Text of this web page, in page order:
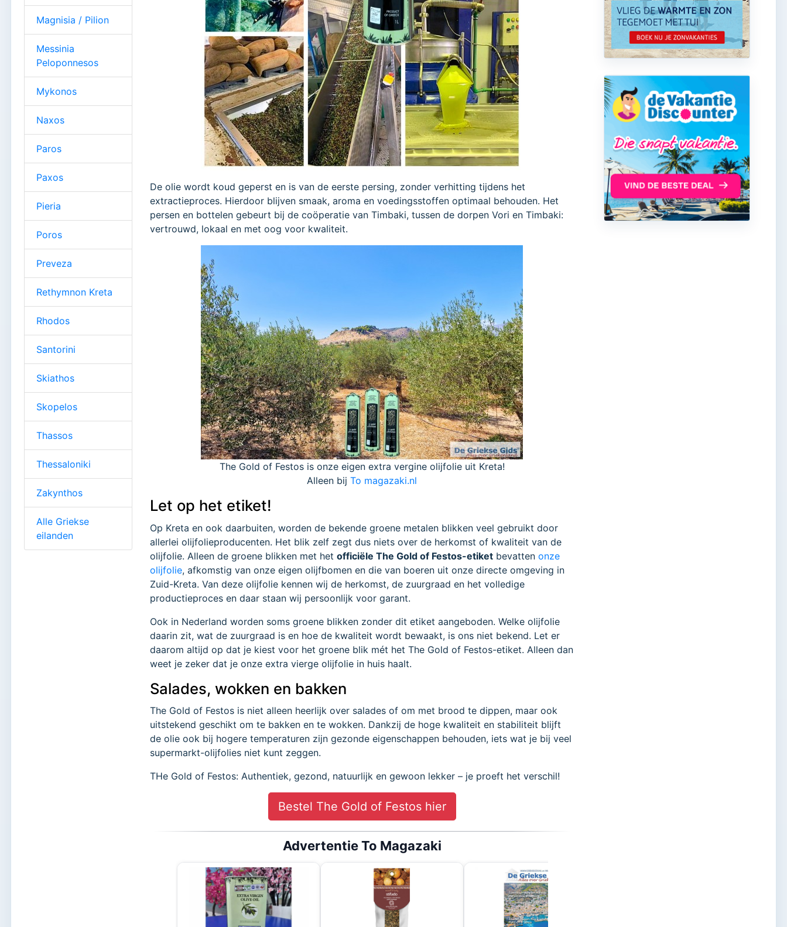
De olie wordt koud geperst en is van de eerste persing, zonder verhitting tijdens het
extractieproces. Hierdoor blijven smaak, aroma en voedingsstoffen optimaal behouden. Het
persen en bottelen gebeurt bij de coöperatie van Timbaki, tussen de dorpen Vori en Timbaki:
vertrouwd, lokaal en met oog voor kwaliteit.
The Gold of Festos is onze eigen extra vergine olijfolie uit Kreta!
Alleen bijTo magazaki.nl
Let op het etiket!
Op Kreta en ook daarbuiten, worden de bekende groene metalen blikken veel gebruikt door
allerlei olijfolieproducenten. Het blik zelf zegt dus niets over de herkomst of kwaliteit van de
olijfolie. Alleen de groene blikken met hetofficiële The Gold of Festos-etiket bevattenonze
olijfolie, afkomstig van onze eigen olijfbomen en die van boeren uit onze directe omgeving in
Zuid-Kreta. Van deze olijfolie kennen wij de herkomst, de zuurgraad en het volledige
productieproces en daar staan wij persoonlijk voor garant.
Ook in Nederland worden soms groene blikken zonder dit etiket aangeboden. Welke olijfolie
daarin zit, wat de zuurgraad is en hoe de kwaliteit wordt bewaakt, is ons niet bekend. Let er
daarom altijd op dat je kiest voor het groene blik mét het The Gold of Festos-etiket. Alleen dan
weet je zeker dat je onze extra vierge olijfolie in huis haalt.
Salades, wokken en bakken
The Gold of Festos is niet alleen heerlijk over salades of om met brood te dippen, maar ook
uitstekend geschikt om te bakken en te wokken. Dankzij de hoge kwaliteit en stabiliteit blijft
de olie ook bij hogere temperaturen zijn gezonde eigenschappen behouden, iets wat je bij veel
supermarkt-olijfolies niet kunt zeggen.
THe Gold of Festos: Authentiek, gezond, natuurlijk en gewoon lekker – je proeft het verschil!
Bestel The Gold of Festos hier
Advertentie To Magazaki
Magnisia / Pilion
Messinia
Peloponnesos
Mykonos
Naxos
Paros
Paxos
Pieria
Poros
Preveza
Rethymnon Kreta
Rhodos
Santorini
Skiathos
Skopelos
Thassos
Thessaloniki
Zakynthos
Alle Griekse
eilanden